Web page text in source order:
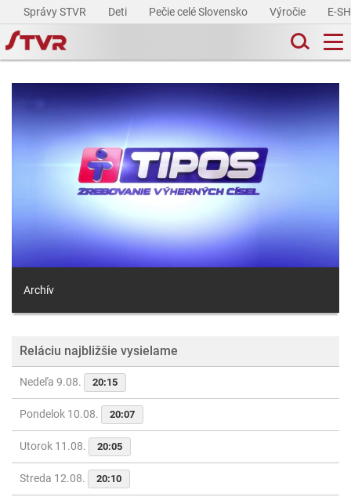
Správy STVR Deti Pečie celé Slovensko Výročie E-
Archív
Reláciu najbližšie vysielame
Nedeľa 9.08. 20:15
Pondelok 10.08. 20:07
Utorok 11.08. 20:05
Streda 12.08. 20:10